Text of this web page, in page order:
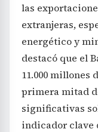
las
extranjeras,
energético y
destacó que el
11.000 millones
primera mitad
significativas
indicador clave